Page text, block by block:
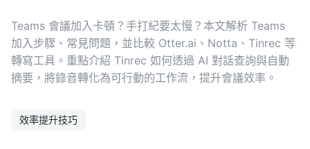
Teams 會議加入卡頓？手打紀要太慢？本文解析 Teams
加入步驟、常見問題，並比較 Otter.ai、Notta、Tinrec 等
轉寫工具。重點介紹 Tinrec 如何透過 AI 對話查詢與自動
摘要，將錄音轉化為可行動的工作流，提升會議效率。
效率提升技巧